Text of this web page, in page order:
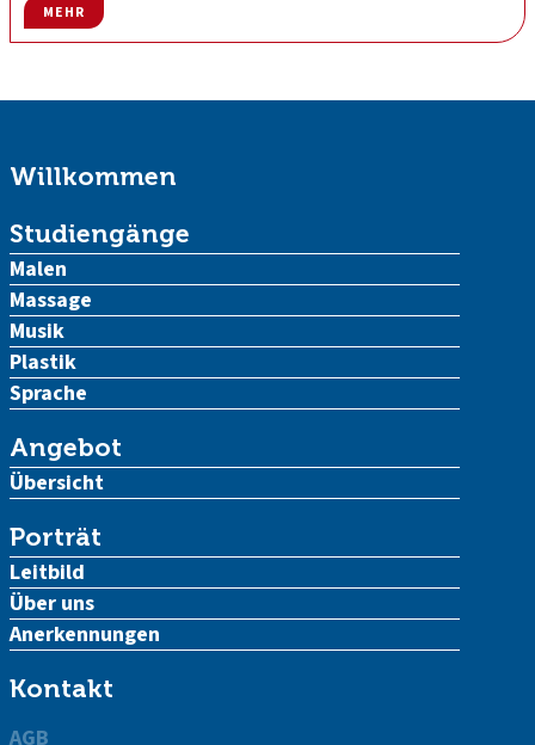
MEHR
Willkommen
Studiengänge
Malen
Massage
Musik
Plastik
Sprache
Angebot
Übersicht
Porträt
Leitbild
Über uns
Anerkennungen
Kontakt
AGB